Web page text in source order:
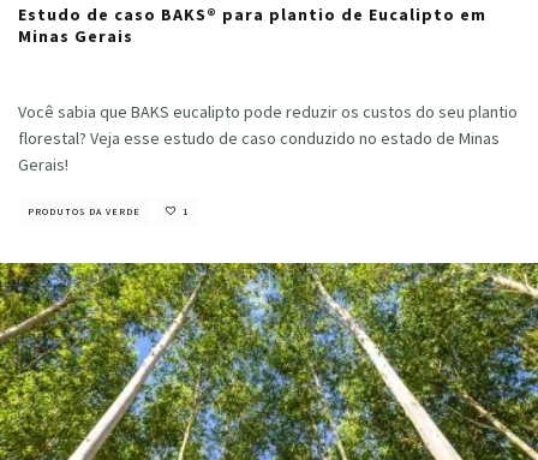
Estudo de caso BAKS® para plantio de Eucalipto em
Minas Gerais
Você sabia que BAKS eucalipto pode reduzir os custos do seu plantio
florestal? Veja esse estudo de caso conduzido no estado de Minas
Gerais!
PRODUTOS DA VERDE 1